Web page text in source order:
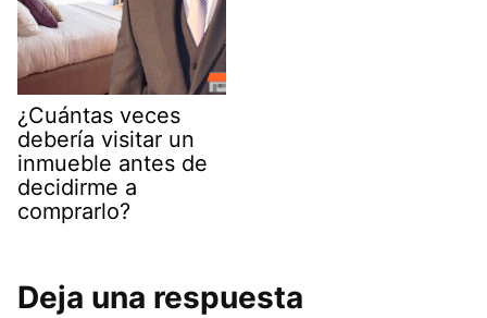
¿Cuántas veces
debería visitar un
inmueble antes de
decidirme a
comprarlo?
Deja una respuesta